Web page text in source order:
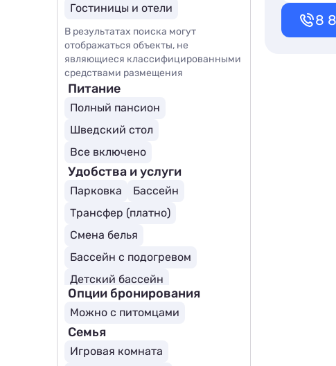
8
Гостиницы и отели
В результатах поиска могут
отображаться объекты, не
являющиеся классифицированными
средствами размещения
Питание
Полный пансион
Шведский стол
Все включено
Удобства и услуги
Парковка
Бассейн
Трансфер (платно)
Смена белья
Бассейн с подогревом
Детский бассейн
Опции бронирования
Можно с питомцами
Семья
Игровая комната